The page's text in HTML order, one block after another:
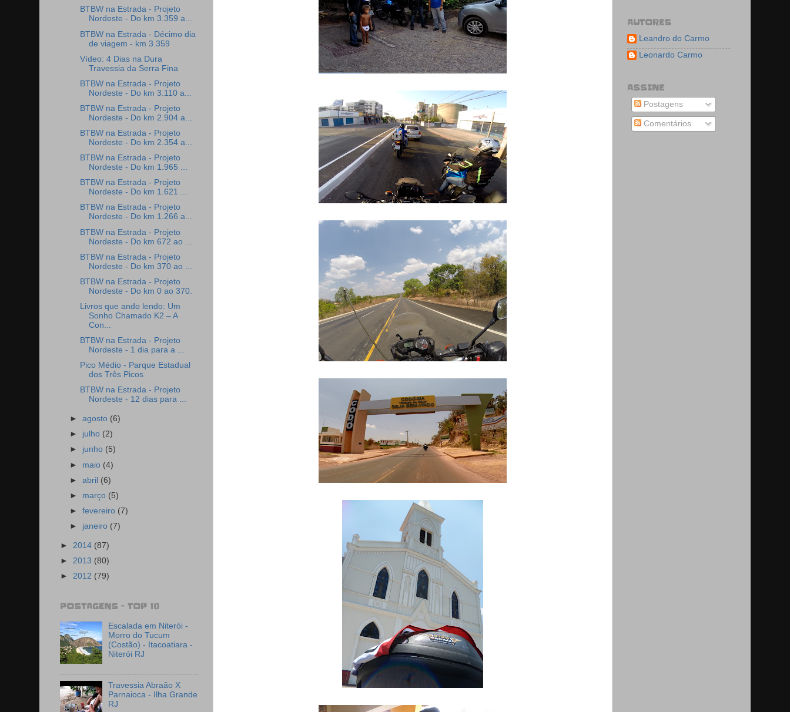
BTBW na Estrada - Projeto
Nordeste - Do km 3.359 a...
BTBW na Estrada - Décimo dia
de viagem - km 3.359
Vídeo: 4 Dias na Dura
Travessia da Serra Fina
BTBW na Estrada - Projeto
Nordeste - Do km 3.110 a...
BTBW na Estrada - Projeto
Nordeste - Do km 2.904 a...
BTBW na Estrada - Projeto
Nordeste - Do km 2.354 a...
BTBW na Estrada - Projeto
Nordeste - Do km 1.965 ...
BTBW na Estrada - Projeto
Nordeste - Do km 1.621 ...
BTBW na Estrada - Projeto
Nordeste - Do km 1.266 a...
BTBW na Estrada - Projeto
Nordeste - Do km 672 ao ...
BTBW na Estrada - Projeto
Nordeste - Do km 370 ao ...
BTBW na Estrada - Projeto
Nordeste - Do km 0 ao 370.
Livros que ando lendo: Um
Sonho Chamado K2 – A
Con...
BTBW na Estrada - Projeto
Nordeste - 1 dia para a ...
Pico Médio - Parque Estadual
dos Três Picos
BTBW na Estrada - Projeto
Nordeste - 12 dias para ...
►agosto (6)
► julho (2)
► junho (5)
► maio (4)
►abril (6)
► março (5)
►fevereiro (7)
► janeiro (7)
► 2014 (87)
► 2013 (80)
► 2012 (79)
POSTAGENS - TOP 10
Escalada em Niterói -
Morro do Tucum
(Costão) - Itacoatiara -
Niterói RJ
Travessia Abraão X
Parnaioca - Ilha Grande
RJ
AUTORES
Leandro do Carmo
Leonardo Carmo
ASSINE
Postagens
Comentários